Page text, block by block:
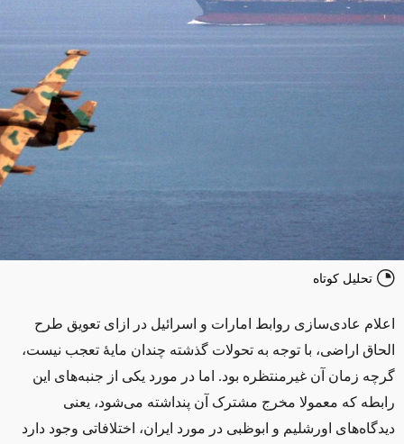
تحلیل کوتاه
اعلام عادی‌سازی روابط امارات و اسرائیل در ازای تعویق طرح
الحاق اراضی، با توجه به تحولات گذشته چندان مایۀ تعجب نیست،
گرچه زمان آن غیرمنتظره بود. اما در مورد یکی از جنبه‌های این
رابطه که معمولا مخرج مشترک آن‌ پنداشته می‌شود، یعنی
دیدگاه‌های اورشلیم و ابوظبی در مورد ایران، اختلافاتی وجود دارد